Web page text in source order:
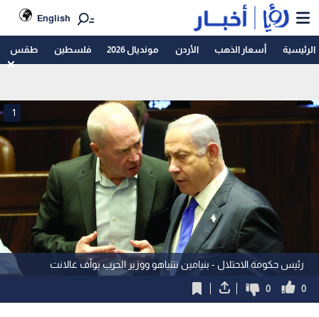
English
الرئيسية أسعار الذهب الأردن مونديال 2026 فلسطين طقس
رئيس حكومة الاحتلال - بنيامين نتنياهو ووزير الحرب يوآف غالانت
1
0
0